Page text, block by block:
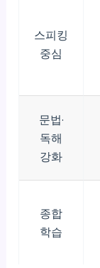
스피킹
중심
문법·
독해
강화
종합
학습